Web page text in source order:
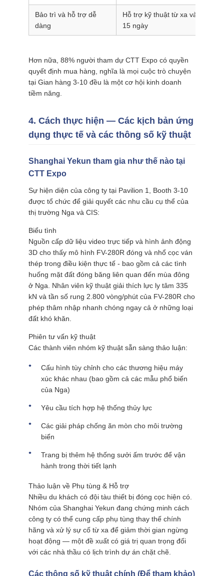
Bảo trì và hỗ trợ dễ
dàng
Hỗ trợ kỹ thuật từ xa và giao
15 ngày
Hơn nữa, 88% người tham dự CTT Expo có quyền
quyết định mua hàng, nghĩa là mọi cuộc trò chuyện
tại Gian hàng 3-10 đều là một cơ hội kinh doanh
tiềm năng.
4. Cách thực hiện — Các kịch bản ứng
dụng thực tế và các thông số kỹ thuật
Shanghai Yekun tham gia như thế nào tại
CTT Expo
Sự hiện diện của công ty tại Pavilion 1, Booth 3-10
được tổ chức để giải quyết các nhu cầu cụ thể của
thị trường Nga và CIS:
Biểu tình
Nguồn cấp dữ liệu video trực tiếp và hình ảnh động
3D cho thấy mô hình FV-280R đóng và nhổ cọc ván
thép trong điều kiện thực tế - bao gồm cả các tình
huống mặt đất đóng băng liên quan đến mùa đông
ở Nga. Nhân viên kỹ thuật giải thích lực ly tâm 335
kN và tần số rung 2.800 vòng/phút của FV-280R cho
phép thâm nhập nhanh chóng ngay cả ở những loại
đất khó khăn.
Phiên tư vấn kỹ thuật
Các thành viên nhóm kỹ thuật sẵn sàng thảo luận:
Cấu hình tùy chỉnh cho các thương hiệu máy
xúc khác nhau (bao gồm cả các mẫu phổ biến
của Nga)
Yêu cầu tích hợp hệ thống thủy lực
Các giải pháp chống ăn mòn cho môi trường
biển
Trang bị thêm hệ thống sưởi ấm trước để vận
hành trong thời tiết lạnh
Thảo luận về Phụ tùng & Hỗ trợ
Nhiều du khách có đội tàu thiết bị đóng cọc hiện có.
Nhóm của Shanghai Yekun đang chứng minh cách
công ty có thể cung cấp phụ tùng thay thế chính
hãng và xử lý sự cố từ xa để giảm thời gian ngừng
hoạt động — một đề xuất có giá trị quan trọng đối
với các nhà thầu có lịch trình dự án chặt chẽ.
Các thông số kỹ thuật chính (Để tham khảo)